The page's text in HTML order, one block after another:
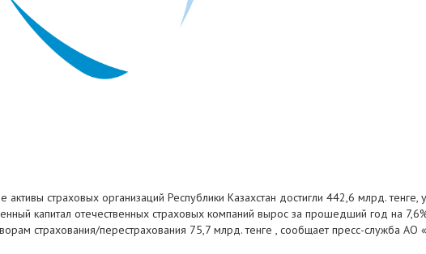
страховых организаций Республики Казахстан достигли 442,6 млрд.
капитал отечественных страховых компаний вырос за прошедший год на
страхования/перестрахования 75,7 млрд. тенге , сообщает пресс-служба АО